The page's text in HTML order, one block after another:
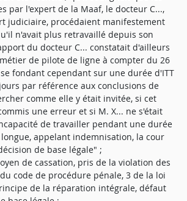
par l'expert de la Maaf, le docteur C...,
judiciaire, procédaient manifestement
n'avait plus retravaillé depuis son
du docteur C... constatait d'ailleurs
de pilote de ligne à compter du 26
fondant cependant sur une durée d'ITT
par référence aux conclusions de
comme elle y était invitée, si cet
une erreur et si M. X... ne s'était
de travailler pendant une durée
appelant indemnisation, la cour
de base légale" ;
de cassation, pris de la violation des
code de procédure pénale, 3 de la loi
de la réparation intégrale, défaut